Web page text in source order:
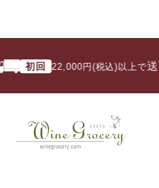
回 22,000円(税込)以上で送料無